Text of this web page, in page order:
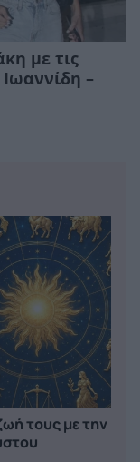
με τις
–
τους με την